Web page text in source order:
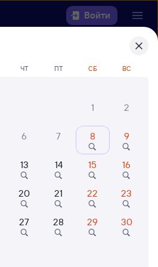
Войти
— Клинцы
поезда
ЧТ ПТ СБ ВС
1
2
6 7 8 9
13 14 15 16
20 21 22 23
27 28 29 30